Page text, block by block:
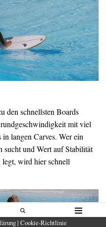
SUCHE
den schnellsten Boards
mit viel
langen Carves. Wer ein
und Wert auf Stabilität
wird hier schnell
| Cookie-Richtlinie